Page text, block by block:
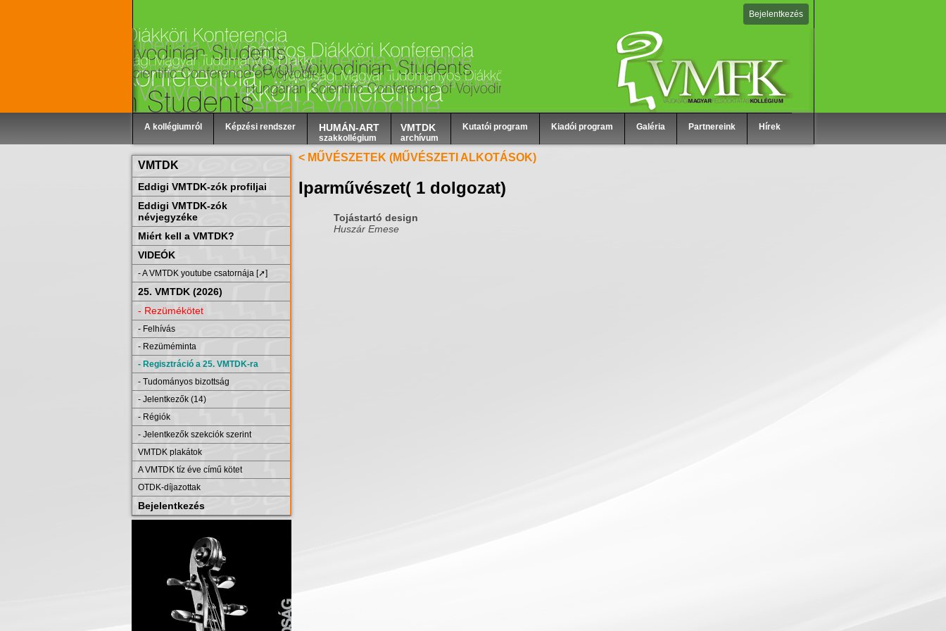
Bejelentkezés
A kollégiumról Képzési rendszer HUMÁN-ART
szakkollégium
VMTDK
archívum
Kutatói program Kiadói program Galéria Partnereink Hírek
VMTDK
Eddigi VMTDK-zók profiljai
Eddigi VMTDK-zók
névjegyzéke
Miért kell a VMTDK?
VIDEÓK
- A VMTDK youtube csatornája [➚]
25. VMTDK (2026)
- Rezümékötet
- Felhívás
- Rezüméminta
- Regisztráció a 25. VMTDK-ra
- Tudományos bizottság
- Jelentkezők (14)
- Régiók
- Jelentkezők szekciók szerint
VMTDK plakátok
A VMTDK tíz éve című kötet
OTDK-díjazottak
Bejelentkezés
< MŰVÉSZETEK (MŰVÉSZETI ALKOTÁSOK)
Iparművészet( 1 dolgozat)
Tojástartó design
Huszár Emese